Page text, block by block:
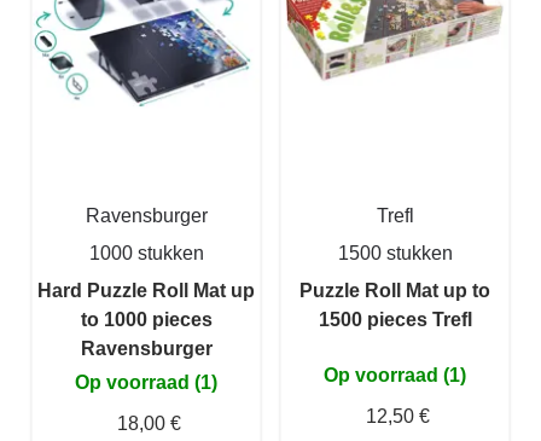
Ravensburger
1000 stukken
Hard Puzzle Roll Mat up
to 1000 pieces
Ravensburger
Op voorraad (1)
18,00 €
Trefl
1500 stukken
Puzzle Roll Mat up to
1500 pieces Trefl
Op voorraad (1)
12,50 €